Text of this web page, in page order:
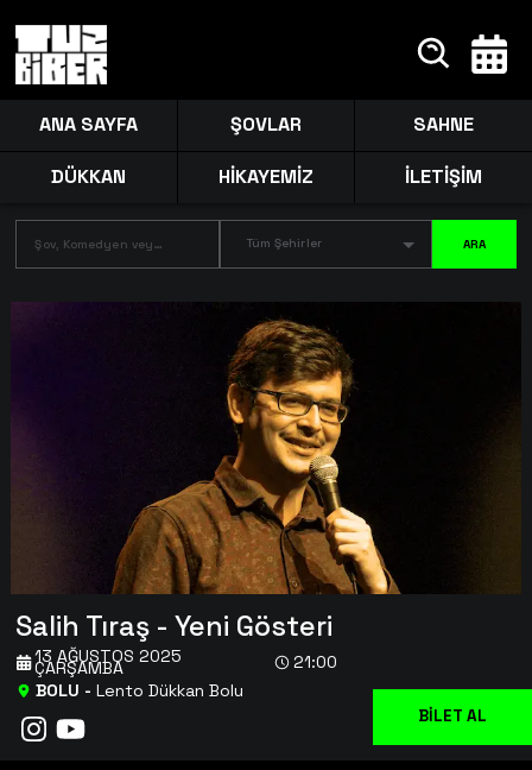
ANA SAYFA ŞOVLAR SAHNE
DÜKKAN HİKAYEMİZ İLETİŞİM
Tüm Şehirler ARA
Salih Tıraş - Yeni Gösteri
BOLU - Lento Dükkan Bolu
13 AĞUSTOS 2025
ÇARŞAMBA 21:00
BİLET AL